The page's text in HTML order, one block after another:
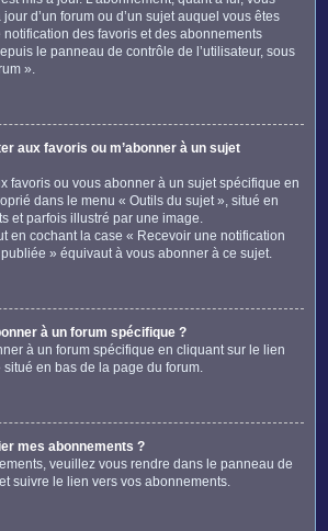
d’un forum ou d’un sujet auquel vous êtes
des favoris et des abonnements
le panneau de contrôle de l’utilisateur, sous
».
aux favoris ou m’abonner à un sujet
favoris ou vous abonner à un sujet spécifique en
dans le menu « Outils du sujet », situé en
et parfois illustré par une image.
en cochant la case « Recevoir une notification
publiée » équivaut à vous abonner à ce sujet.
à un forum spécifique ?
à un forum spécifique en cliquant sur le lien
situé en bas de la page du forum.
mes abonnements ?
veuillez vous rendre dans le panneau de
suivre le lien vers vos abonnements.